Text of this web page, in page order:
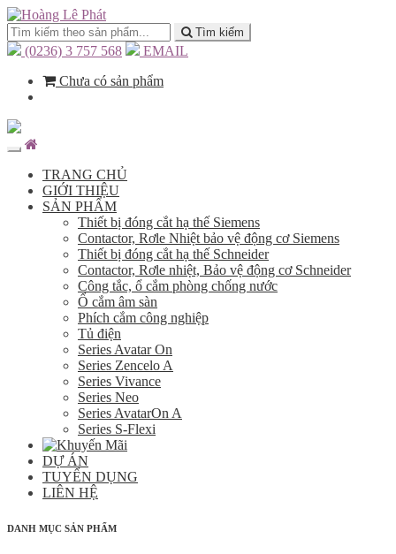
Tìm kiếm
(0236) 3 757 568
EMAIL
Chưa có sản phẩm
TRANG CHỦ
GIỚI THIỆU
SẢN PHẨM
Thiết bị đóng cắt hạ thế Siemens
Contactor, Rơle Nhiệt bảo vệ động cơ Siemens
Thiết bị đóng cắt hạ thế Schneider
Contactor, Rơle nhiệt, Bảo vệ động cơ Schneider
Công tắc, ổ cắm phòng chống nước
Ổ cắm âm sàn
Phích cắm công nghiệp
Tủ điện
Series Avatar On
Series Zencelo A
Series Vivance
Series Neo
Series AvatarOn A
Series S-Flexi
DỰ ÁN
TUYỂN DỤNG
LIÊN HỆ
DANH MỤC SẢN PHẨM